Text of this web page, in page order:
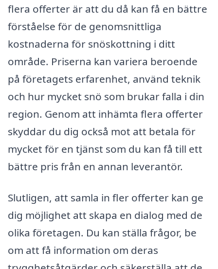
flera offerter är att du då kan få en bättre
förståelse för de genomsnittliga
kostnaderna för snöskottning i ditt
område. Priserna kan variera beroende
på företagets erfarenhet, använd teknik
och hur mycket snö som brukar falla i din
region. Genom att inhämta flera offerter
skyddar du dig också mot att betala för
mycket för en tjänst som du kan få till ett
bättre pris från en annan leverantör.
Slutligen, att samla in fler offerter kan ge
dig möjlighet att skapa en dialog med de
olika företagen. Du kan ställa frågor, be
om att få information om deras